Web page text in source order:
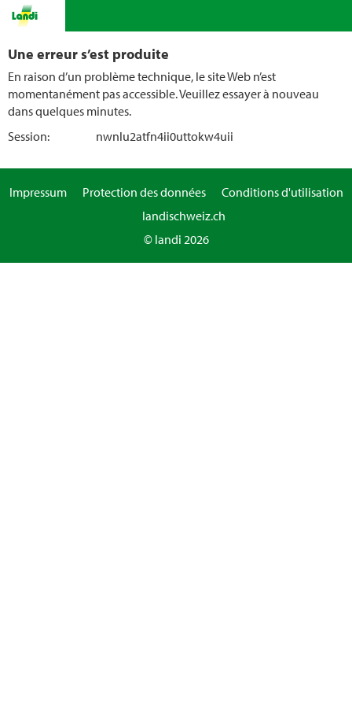
Une erreur s’est produite
En raison d’un problème technique, le site Web n’est
momentanément pas accessible. Veuillez essayer à nouveau
dans quelques minutes.
Session:
nwnlu2atfn4ii0uttokw4uii
Impressum Protection des données
Conditions d'utilisation
landischweiz.ch
© landi 2026